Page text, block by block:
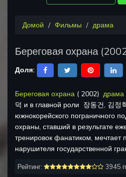
Домой Фильмы драма
Береговая охрана (
Доля:
Береговая охрана ( 2002) драма
덕 и в главной роли 장동건, 김정
южнокорейского пограничного
охраны, ставший в результате
тренировок фанатиком,
нарушителя государственной
Рейтинг:
3945